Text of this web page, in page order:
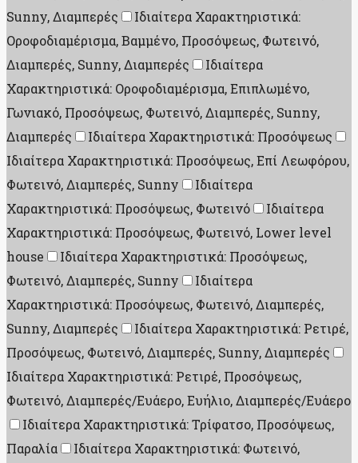
Sunny, Διαμπερές
Ιδιαίτερα Χαρακτηριστικά:
Οροφοδιαμέρισμα, Βαμμένο, Προσόψεως, Φωτεινό,
Διαμπερές, Sunny, Διαμπερές
Ιδιαίτερα
Χαρακτηριστικά: Οροφοδιαμέρισμα, Επιπλωμένο,
Γωνιακό, Προσόψεως, Φωτεινό, Διαμπερές, Sunny,
Διαμπερές
Ιδιαίτερα Χαρακτηριστικά: Προσόψεως
Ιδιαίτερα Χαρακτηριστικά: Προσόψεως, Επί Λεωφόρου,
Φωτεινό, Διαμπερές, Sunny
Ιδιαίτερα
Χαρακτηριστικά: Προσόψεως, Φωτεινό
Ιδιαίτερα
Χαρακτηριστικά: Προσόψεως, Φωτεινό, Lower level
house
Ιδιαίτερα Χαρακτηριστικά: Προσόψεως,
Φωτεινό, Διαμπερές, Sunny
Ιδιαίτερα
Χαρακτηριστικά: Προσόψεως, Φωτεινό, Διαμπερές,
Sunny, Διαμπερές
Ιδιαίτερα Χαρακτηριστικά: Ρετιρέ,
Προσόψεως, Φωτεινό, Διαμπερές, Sunny, Διαμπερές
Ιδιαίτερα Χαρακτηριστικά: Ρετιρέ, Προσόψεως,
Φωτεινό, Διαμπερές/Ευάερο, Ευήλιο, Διαμπερές/Ευάερο
Ιδιαίτερα Χαρακτηριστικά: Τρίφατσο, Προσόψεως,
Παραλία
Ιδιαίτερα Χαρακτηριστικά: Φωτεινό,